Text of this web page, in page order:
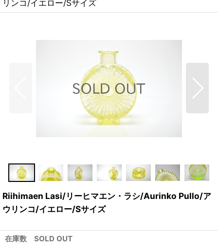
リンコ/イエロー/Sサイズ
Riihimaen Lasi/リーヒマエン・ラシ/Aurinko Pullo/ア
ウリンコ/イエロー/Sサイズ
在庫数 SOLD OUT